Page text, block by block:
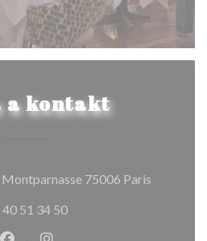
a kontakt
75006 Paris((otevře
40 51 34 50